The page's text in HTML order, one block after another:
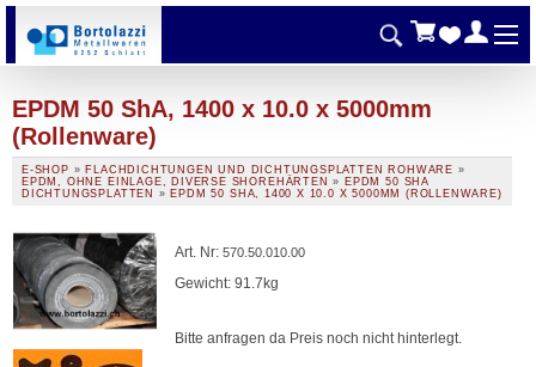
EPDM 50 ShA, 1400 x 10.0 x 5000mm
(Rollenware)
E-SHOP » FLACHDICHTUNGEN UND DICHTUNGSPLATTEN ROHWARE »
EPDM, OHNE EINLAGE, DIVERSE SHOREHÄRTEN
» EPDM 50 SHA
DICHTUNGSPLATTEN
» EPDM 50 SHA, 1400 X 10.0 X 5000MM (ROLLENWARE)
Art. Nr: 570.50.010.00
Gewicht: 91.7kg
Bitte anfragen da Preis noch nicht hinterlegt.